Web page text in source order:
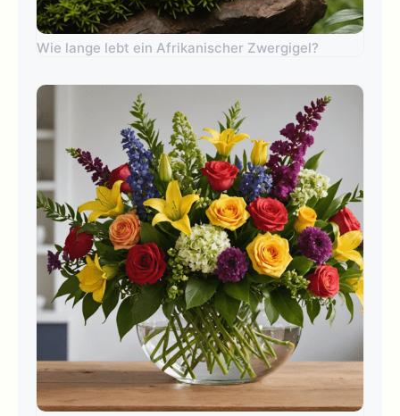
Wie lange lebt ein Afrikanischer Zwergigel?